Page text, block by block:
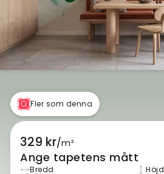
Fler som denna
329 kr/m²
Ange tapetens mått
Bredd Höjd